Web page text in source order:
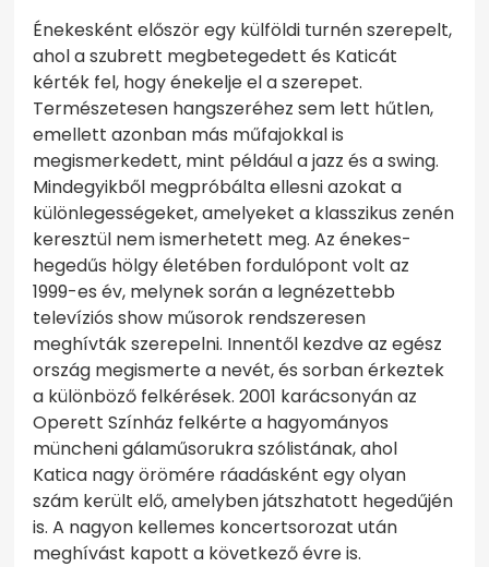
Énekesként először egy külföldi turnén szerepelt,
ahol a szubrett megbetegedett és Katicát
kérték fel, hogy énekelje el a szerepet.
Természetesen hangszeréhez sem lett hűtlen,
emellett azonban más műfajokkal is
megismerkedett, mint például a jazz és a swing.
Mindegyikből megpróbálta ellesni azokat a
különlegességeket, amelyeket a klasszikus zenén
keresztül nem ismerhetett meg. Az énekes-
hegedűs hölgy életében fordulópont volt az
1999-es év, melynek során a legnézettebb
televíziós show műsorok rendszeresen
meghívták szerepelni. Innentől kezdve az egész
ország megismerte a nevét, és sorban érkeztek
a különböző felkérések. 2001 karácsonyán az
Operett Színház felkérte a hagyományos
müncheni gálaműsorukra szólistának, ahol
Katica nagy örömére ráadásként egy olyan
szám került elő, amelyben játszhatott hegedűjén
is. A nagyon kellemes koncertsorozat után
meghívást kapott a következő évre is.